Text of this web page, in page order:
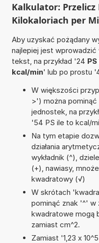
Kalkulator: Przelicz
Kilokaloriach per
Aby uzyskać pożądany
najlepiej jest
tekst, na przykład '24
kcal/min' lub po prostu
W większości
>') można
jednostek, na
'54 PS ile to kcal/
Na tym etapie
działania
wykładnik (^),
(+), nawiasy,
kwadratowy (√)
W skrótach
pominąć znak '^'
kwadratowe mogą
zamiast cm^2.
Zamiast '1,23 x